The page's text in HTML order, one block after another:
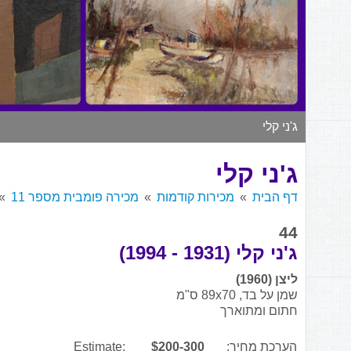
ג'ני קלי
ג'ני קלי
דף הבית מכירות קודמות מכירה פומבית מספר 11
44
ג'ני קלי (1931 - 1994)
ליצן (1960)
שמן על בד, 89x70 ס"מ
חתום ומתוארך
הערכת מחיר: $200-300
Estimate: